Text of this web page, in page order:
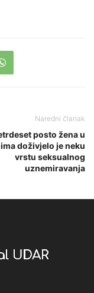
Naredni članak
posto žena u
doživjelo je neku
vrstu seksualnog
uznemiravanja